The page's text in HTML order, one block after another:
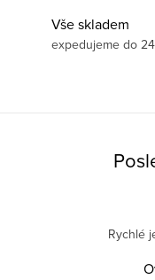
Vše skladem
expedujeme do
Rychlé